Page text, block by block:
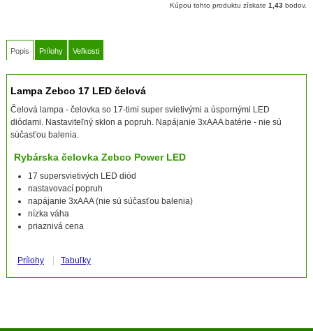
Kúpou tohto produktu získate1,43 bodov.
Popis Prílohy Veľkosti
Lampa Zebco 17 LED čelová
Čelová lampa - čelovka so 17-timi super svietivými a úspornými LED
diódami. Nastaviteľný sklon a popruh. Napájanie 3xAAA batérie - nie sú
súčasťou balenia.
Rybárska čelovka Zebco Power LED
17 supersvietivých LED diód
nastavovací popruh
napájanie 3xAAA (nie sú súčasťou balenia)
nízka váha
priaznivá cena
Prílohy Tabuľky